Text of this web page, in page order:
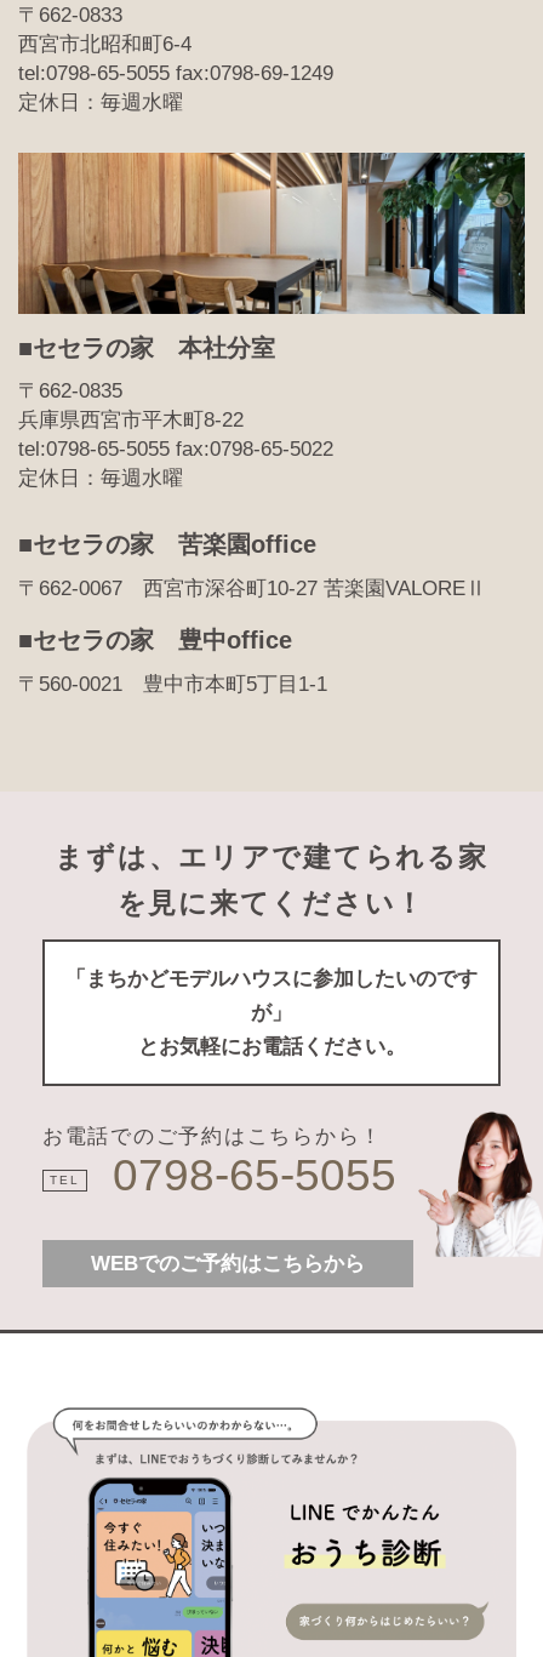
〒662-0833
西宮市北昭和町6-4
tel:0798-65-5055 fax:0798-69-1249
定休日：毎週水曜
■セセラの家 本社分室
〒662-0835
兵庫県西宮市平木町8-22
tel:0798-65-5055 fax:0798-65-5022
定休日：毎週水曜
■セセラの家 苦楽園office
〒662-0067 西宮市深谷町10-27 苦楽園VALOREⅡ
■セセラの家 豊中office
〒560-0021 豊中市本町5丁目1-1
まずは、エリアで建てられる家
を見に来てください！
「まちかどモデルハウスに参加したいのです
が」
とお気軽にお電話ください。
お電話でのご予約はこちらから！
TEL 0798-65-5055
WEBでのご予約はこちらから